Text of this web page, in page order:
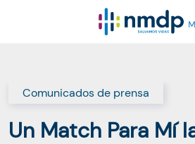
Comunicados de prensa
Un Match Para Mí